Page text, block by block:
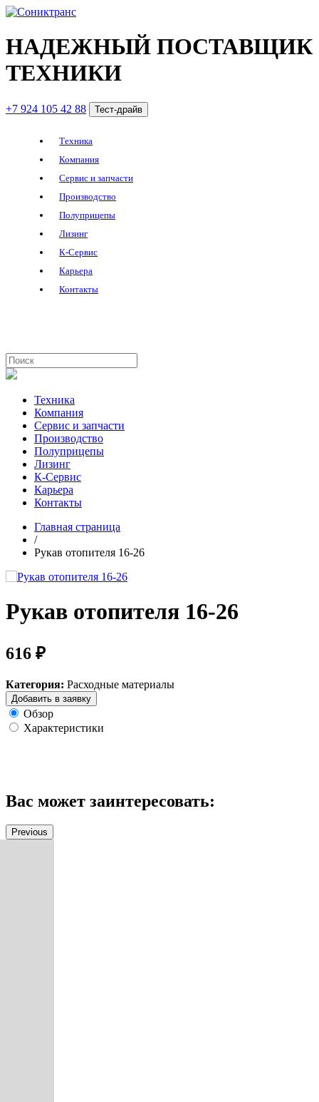
НАДЕЖНЫЙ ПОСТАВЩИК
ТЕХНИКИ
+7 924 105 42 88 Тест-драйв
Техника
Компания
Сервис и запчасти
Производство
Полуприцепы
Лизинг
К-Сервис
Карьера
Контакты
Техника
Компания
Сервис и запчасти
Производство
Полуприцепы
Лизинг
К-Сервис
Карьера
Контакты
Главная страница
/
Рукав отопителя 16-26
Рукав отопителя 16-26
616 ₽
Категория: Расходные материалы
Добавить в заявку
Обзор
Характеристики
Вас может заинтересовать:
Previous